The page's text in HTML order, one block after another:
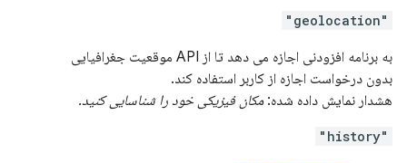
"geolocation"
به برنامه افزودنی اجازه می دهد تا از API موقعیت جغرافیایی
بدون درخواست اجازه از کاربر استفاده کند.
هشدار نمایش داده شده: مکان فیزیکی خود را شناسایی کنید.
"history"